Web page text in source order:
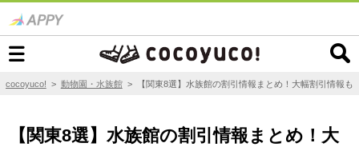
cocoyuco! > 動物園・水族館> 【関東8選】水族館の割引情報まとめ！大幅割引情報も
【関東8選】水族館の割引情報まとめ！大